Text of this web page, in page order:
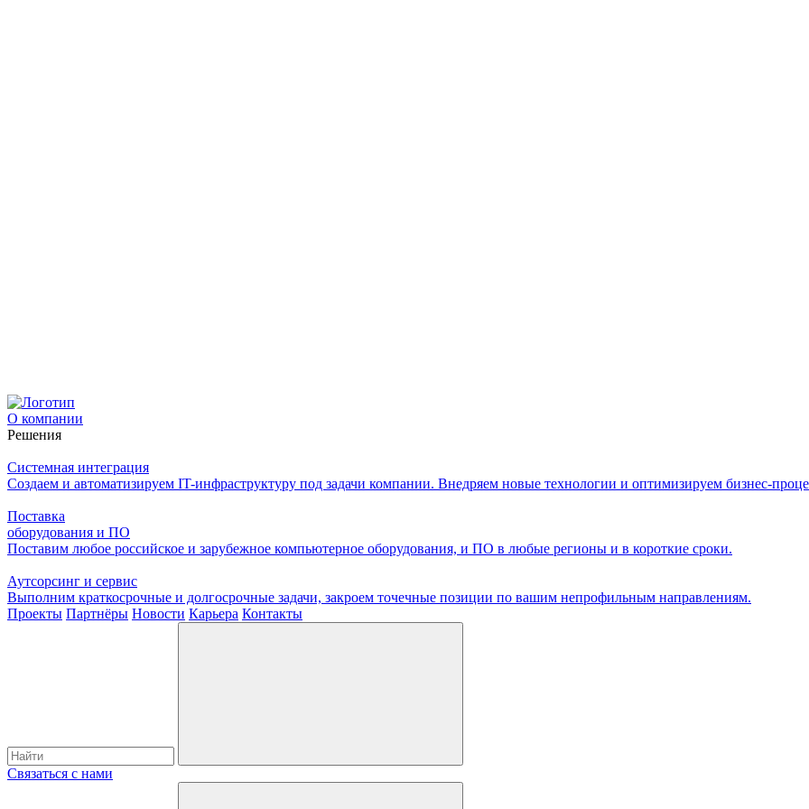
О компании
Решения
Системная интеграция
Создаем и автоматизируем IT-инфраструктуру под задачи компании. Внедряем новые технологии и оптимизируем бизнес-
Поставка
оборудования и ПО
Поставим любое российское и зарубежное компьютерное оборудования, и ПО в любые регионы и в короткие сроки.
Аутсорсинг и сервис
Выполним краткосрочные и долгосрочные задачи, закроем точечные позиции по вашим непрофильным направлениям.
Проекты Партнёры Новости Карьера Контакты
Связаться с нами